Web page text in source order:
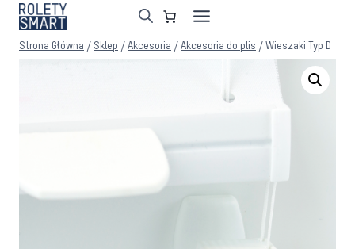
Przejdź
treściStrona Główna / Sklep / Akcesoria / Akcesoria do plis / Wieszaki Typ D